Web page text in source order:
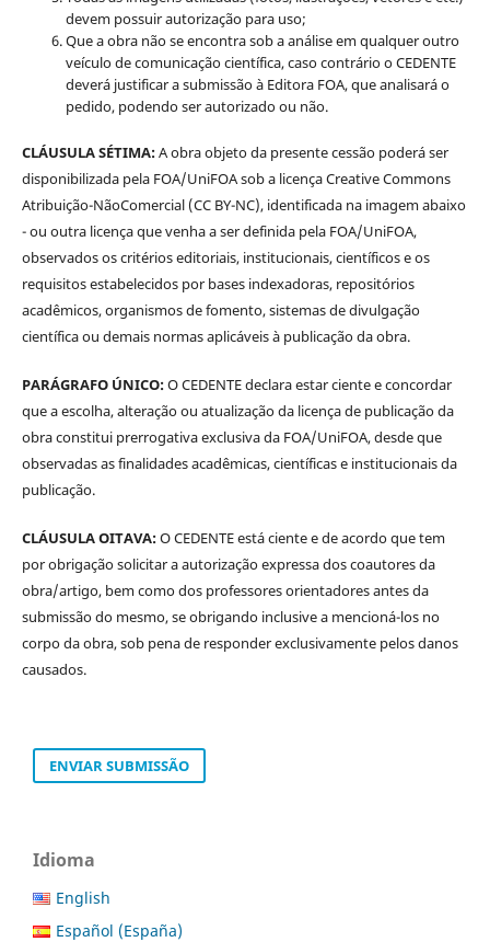
devem possuir autorização para uso;
Que a obra não se encontra sob a análise em qualquer outro
veículo de comunicação científica, caso contrário o CEDENTE
deverá justificar a submissão à Editora FOA, que analisará o
pedido, podendo ser autorizado ou não.
CLÁUSULA SÉTIMA:A obra objeto da presente cessão poderá ser
disponibilizada pela FOA/UniFOA sob a licença Creative Commons
Atribuição-NãoComercial (CC BY-NC), identificada na imagem abaixo
- ou outra licença que venha a ser definida pela FOA/UniFOA,
observados os critérios editoriais, institucionais, científicos e os
requisitos estabelecidos por bases indexadoras, repositórios
acadêmicos, organismos de fomento, sistemas de divulgação
científica ou demais normas aplicáveis à publicação da obra.
PARÁGRAFO ÚNICO:O CEDENTE declara estar ciente e concordar
que a escolha, alteração ou atualização da licença de publicação da
obra constitui prerrogativa exclusiva da FOA/UniFOA, desde que
observadas as finalidades acadêmicas, científicas e institucionais da
publicação.
CLÁUSULA OITAVA:O CEDENTE está ciente e de acordo que tem
por obrigação solicitar a autorização expressa dos coautores da
obra/artigo, bem como dos professores orientadores antes da
submissão do mesmo, se obrigando inclusive a mencioná-los no
corpo da obra, sob pena de responder exclusivamente pelos danos
causados.
ENVIAR SUBMISSÃO
Idioma
English
Español (España)